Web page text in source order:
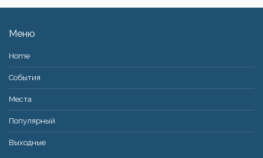
Меню
Home
События
Места
Популярный
Bыходные